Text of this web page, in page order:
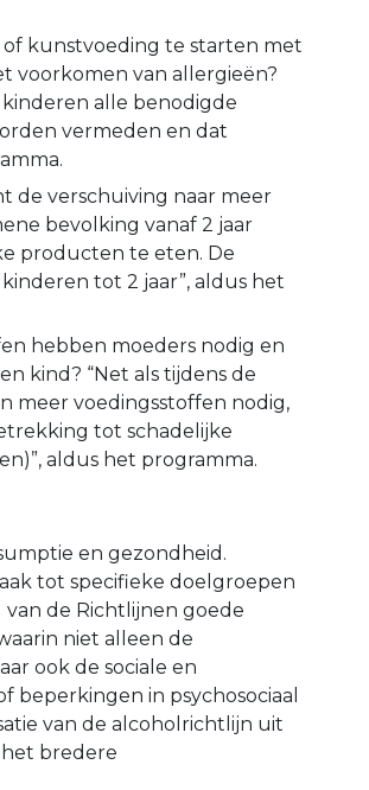
of kunstvoeding te starten met
voorkomen van allergieën?
kinderen alle benodigde
vermeden en dat
de verschuiving naar meer
bevolking vanaf 2 jaar
producten te eten. De
tot 2 jaar”, aldus het
hebben moeders nodig en
kind? “Net als tijdens de
meer voedingsstoffen nodig,
tot schadelijke
aldus het programma.
en gezondheid.
tot specifieke doelgroepen
de Richtlijnen goede
niet alleen de
ook de sociale en
beperkingen in psychosociaal
van de alcoholrichtlijn uit
het bredere